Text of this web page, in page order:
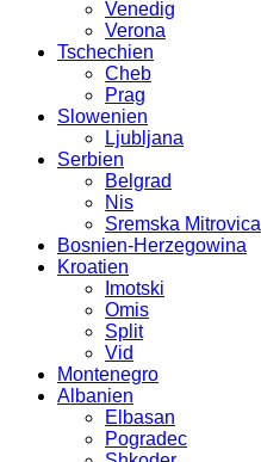
Venedig
Verona
Tschechien
Cheb
Prag
Slowenien
Ljubljana
Serbien
Belgrad
Nis
Sremska Mitrovica
Bosnien-Herzegowina
Kroatien
Imotski
Omis
Split
Vid
Montenegro
Albanien
Elbasan
Pogradec